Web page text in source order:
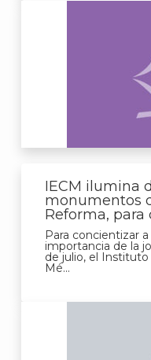
IECM ilumina
monumentos
Reforma, para
Para concientizar
importancia de la
de julio, el Instituto
Mé...